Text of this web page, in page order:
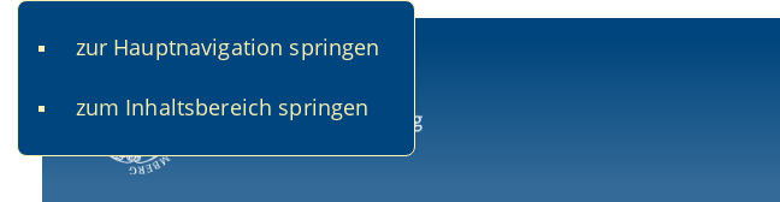
zur Hauptnavigation springen
zum Inhaltsbereich springen